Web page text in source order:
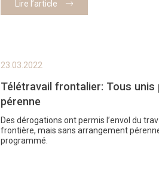
Lire l’article
23.03.2022
Télétravail frontalier: Tous unis
pérenne
Des dérogations ont permis l’envol du
frontière, mais sans arrangement
programmé.